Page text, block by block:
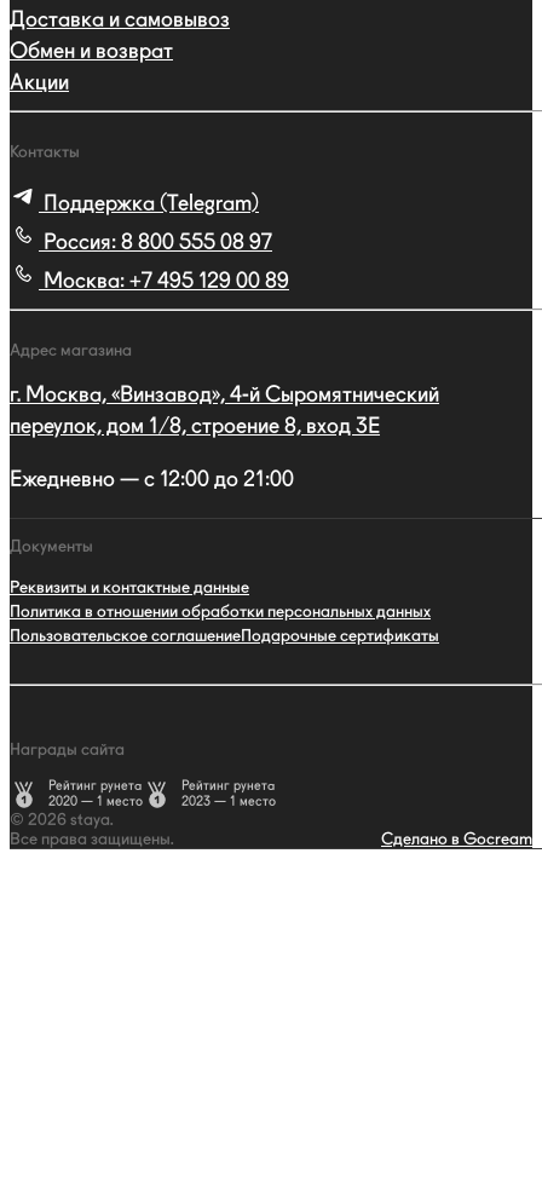
Доставка и самовывоз
Обмен и возврат
Акции
Контакты
Поддержка (Telegram)
Россия: 8 800 555 08 97
Москва: +7 495 129 00 89
Адрес магазина
г. Москва, «Винзавод», 4-й Сыромятнический
переулок, дом 1/8, строение 8, вход 3E
Ежедневно — с 12:00 до 21:00
Документы
Реквизиты и контактные данные
Политика в отношении обработки персональных данных
Пользовательское соглашениеПодарочные сертификаты
Награды сайта
Рейтинг рунета
2020 — 1 место
Рейтинг рунета
2023 — 1 место
© 2026 staya.
Все права защищены.
Сделано в Gocream